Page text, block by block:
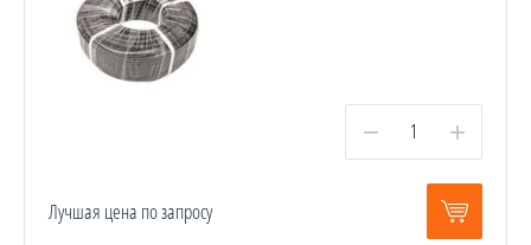
− +
Лучшая цена по запросу